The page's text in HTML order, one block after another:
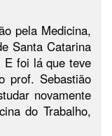
pela Medicina,
Santa Catarina
E foi lá que teve
prof. Sebastião
novamente
do Trabalho,